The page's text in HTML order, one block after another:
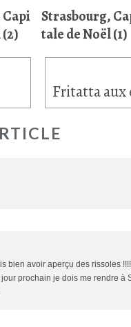
Strasbourg,
tale de Noël (1)
bien avoir aperçu des rissoles
prochain je dois me rendre à